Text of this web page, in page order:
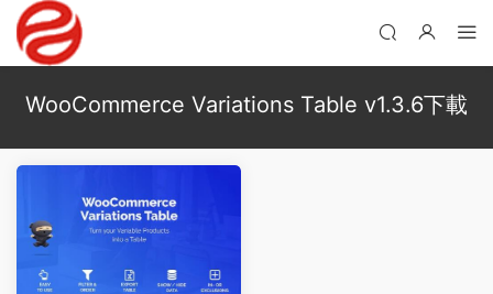
WooCommerce Variations Table v1.3.6下載